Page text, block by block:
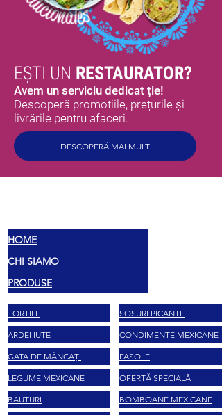
EȘTI UN RESTAURATOR?
Avem un serviciu dedicat ție!
Descoperă promoțiile, prețurile și
livrările pentru afaceri.
DESCOPERĂ MAI MULT
HOME
CHI SIAMO
PRODUSE
TORTILE
ARDEI IUTE
GATA DE MÂNCAȚI
LEGUME MEXICANE
BĂUTURI
SOSURI PICANTE
CONDIMENTE MEXICANE
FASOLE
OFERTĂ SPECIALĂ
BOMBOANE MEXICANE